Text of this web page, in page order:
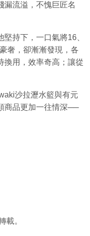
漏流溢，不愧巨匠名
持下，一口氣將16、
奢，卻漸漸發現，各
換用，效率奇高；讓從
沙拉瀝水籃與有元
商品更加一往情深──
載。